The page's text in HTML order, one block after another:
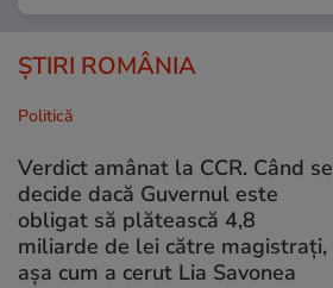
ȘTIRI ROMÂNIA
Politică
Verdict amânat la CCR. Când se
decide dacă Guvernul este
obligat să plătească 4,8
miliarde de lei către magistrați,
așa cum a cerut Lia Savonea